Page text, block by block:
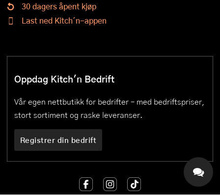
30 dagers åpent kjøp
Last ned Kitch´n-appen
Oppdag Kitch'n Bedrift
Vår egen nettbutikk for bedrifter – med bedriftspriser,
stort sortiment og raske leveranser.
Registrer din bedrift